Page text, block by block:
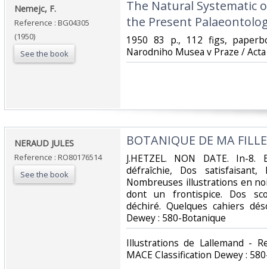
‎Nemejc, F.‎
Reference : BG04305
(1950)
See the book
‎The Natural Systematic
the Present
‎1950 83 p., 112 figs,
Narodniho Musea v Praze /
‎NERAUD JULES‎
Reference : RO80176514
See the book
‎BOTANIQUE DE MA FILLE‎
‎J.HETZEL. NON DATE. In-
défraîchie, Dos
Nombreuses illustrations en
dont un frontispice. Dos
déchiré. Quelques cahiers
Dewey : 580-Botanique‎
‎Illustrations de Lallemand -
MACE Classification Dewey :